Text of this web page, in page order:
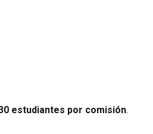
estudiantes por comisión.